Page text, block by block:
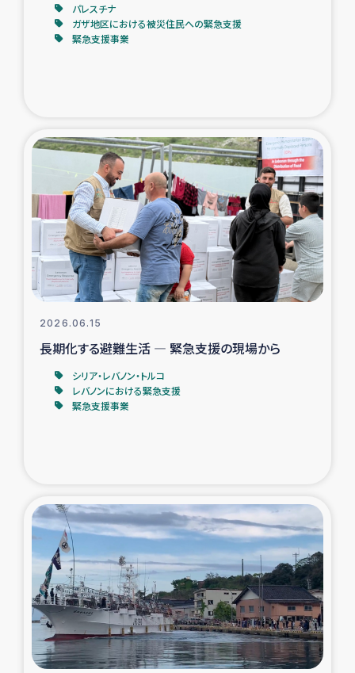
令和6年能登半島地震 緊急支援
タイ国境ミャンマー移民子ども支援
漁民によるマングローブ植林活動
レバノンでのシリア難民への食糧・越冬支援
レバノンにおける緊急支援
レバノンでのシリア難民への教育支援事業
海外ルーツの市民との共生
復興応援隊の活動
仮設住宅生活支援・農業復興支援
漁業復興支援
インターン・ボランティア日誌
パレスチナ
ガザ地区における被災住民への緊急支援
緊急支援事業
2026.06.15
長期化する避難生活 ― 緊急支援の現場から
シリア・レバノン・トルコ
レバノンにおける緊急支援
緊急支援事業